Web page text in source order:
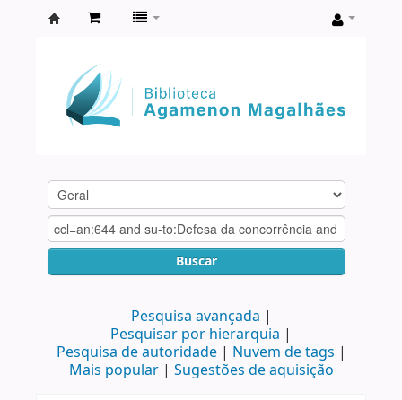
Agamenon
Magalhães
Buscar
Pesquisa avançada
Pesquisar por hierarquia
Pesquisa de autoridade
Nuvem de tags
Mais popular
Sugestões de aquisição